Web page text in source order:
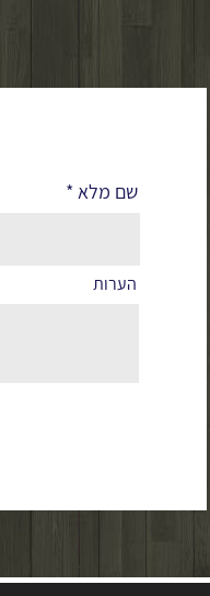
שם מלא
הערות